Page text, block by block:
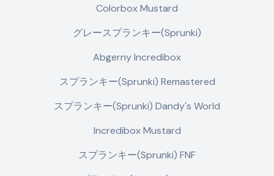
Colorbox Mustard
グレースプランキー(Sprunki)
Abgerny Incredibox
スプランキー(Sprunki) Remastered
スプランキー(Sprunki) Dandy's World
Incredibox Mustard
スプランキー(Sprunki) FNF